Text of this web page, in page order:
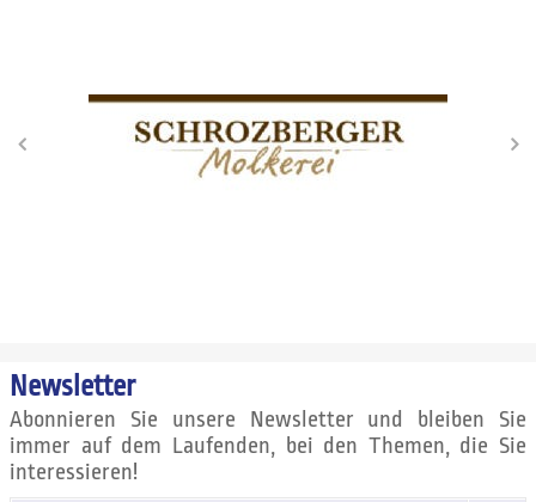
Newsletter
Abonnieren Sie unsere Newsletter und bleiben Sie
immer auf dem Laufenden, bei den Themen, die Sie
interessieren!